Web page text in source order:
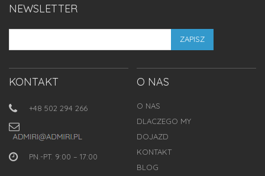
NEWSLETTER
ZAPISZ
KONTAKT
+48 502 294 266
PN.-PT. 9:00 – 17:00
O NAS
O NAS
DLACZEGO MY
DOJAZD
KONTAKT
BLOG